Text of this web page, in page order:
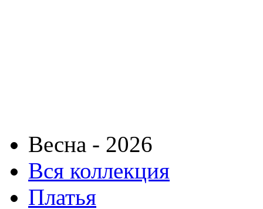
Весна - 2026
Вся коллекция
Платья